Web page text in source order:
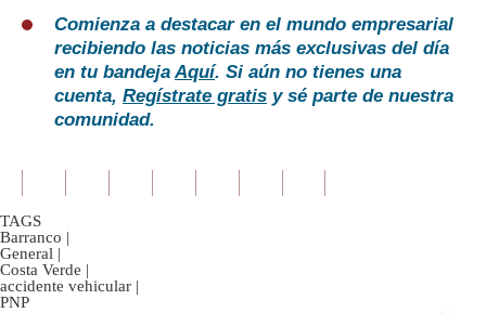
Comienza a destacar en el mundo empresarial
recibiendo las noticias más exclusivas del día
en tu bandejaAquí. Si aún no tienes una
cuenta, Regístrate gratis y sé parte de nuestra
comunidad.
TAGS
Barranco |
General |
Costa Verde |
accidente vehicular |
PNP